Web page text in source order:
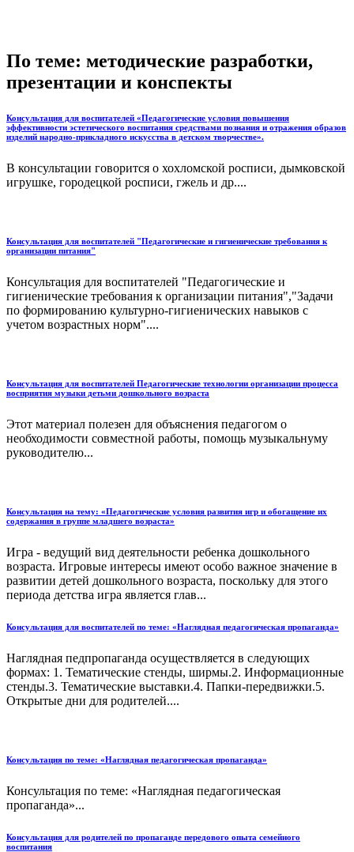
По теме: методические разработки,
презентации и конспекты
Консультация для воспитателей «Педагогические условия повышения
эффективности эстетического воспитания средствами познания и отражения образов
изделий народно-прикладного искусства в детском творчестве».
В консультации говорится о хохломской росписи, дымковской
игрушке, городецкой росписи, гжель и др....
Консультация для воспитателей "Педагогические и гигиенические требования к
организации питания"
Консультация для воспитателей "Педагогические и
гигиенические требования к организации питания","Задачи
по формирова­нию культурно-гигиенических навыков с
учетом возрастных норм"....
Консультация для воспитателей Педагогические технологии организации процесса
восприятия музыки детьми дошкольного возраста
Этот материал полезен для объяснения педагогом о
необходимости совместной работы, помощь музыкальнуму
руководителю...
Консультация на тему: «Педагогические условия развития игр и обогащение их
содержания в группе младшего возраста»
Игра - ведущий вид деятельности ребенка дошкольного
возраста. Игровые интересы имеют особо важное значение в
развитии детей дошкольного возраста, поскольку для этого
периода детства игра является глав...
Консультация для воспитателей по теме: «Наглядная педагогическая пропаганда»
Наглядная педпропаганда осуществляется в следующих
формах: 1. Тематические стенды, ширмы.2. Информационные
стенды.3. Тематические выставки.4. Папки-передвижки.5.
Открытые дни для родителей....
Консультация по теме: «Наглядная педагогическая пропаганда»
Консультация по теме: «Наглядная педагогическая
пропаганда»...
Консультация для родителей по пропаганде передового опыта семейного
воспитания